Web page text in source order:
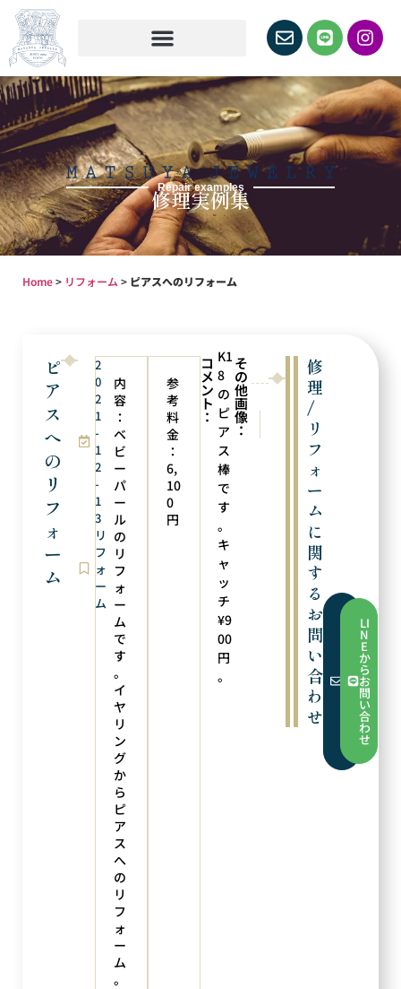
Repair examples
修理実例集
Home> リフォーム > ピアスへのリフォーム
ピ
ア
ス
へ
の
リ
フ
ォ
ー
ム
2
0
2
1
-
1
2
-
1
3
リ
フ
ォ
ー
ム
内
容
：
ベ
ビ
ー
パ
ー
ル
の
リ
フ
ォ
ー
ム
で
す
。
イ
ヤ
リ
ン
グ
か
ら
ピ
ア
ス
へ
の
リ
フ
ォ
ー
ム
。
参
考
料
金
：
6,
10
0
円
コ
メ
ン
ト
：
K1
8
の
ピ
ア
ス
棒
で
す
。
キ
ャ
ッ
チ
¥9
00
円
。
そ
の
他
画
像
： ルースからのリフォーム
ペンダントトップにリフォーム
修
理
/
リ
フ
ォ
ー
ム
に
関
す
る
お
問
い
合
わ
せ
ら
お
LI
N
E
か
ら
お
問
い
合
わ
せ